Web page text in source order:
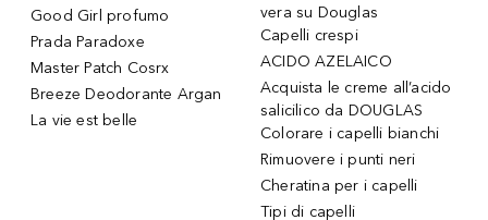
Good Girl profumo
Prada Paradoxe
Master Patch Cosrx
Breeze Deodorante Argan
La vie est belle
vera su Douglas
Capelli crespi
ACIDO AZELAICO
Acquista le creme all’acido
salicilico da DOUGLAS
Colorare i capelli bianchi
Rimuovere i punti neri
Cheratina per i capelli
Tipi di capelli